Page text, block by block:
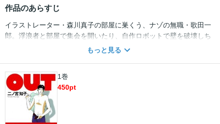
作品のあらすじ
イラストレーター・森川真子の部屋に巣くう、ナゾの無職・歌田一
郎。浮浪者と部屋で集会を開いたり、自作ロボットで壁を破壊しち
ゃう傍若無人な歌ちゃんに真子は振りまわされっぱなし！ でも歌
ぜ」も同時収録！！
もっと見る
1巻
450pt